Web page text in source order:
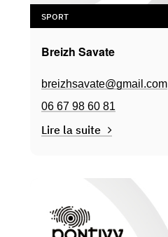
SPORT
Breizh Savate
breizhsavate@gmail.com
06 67 98 60 81
Lire la suite